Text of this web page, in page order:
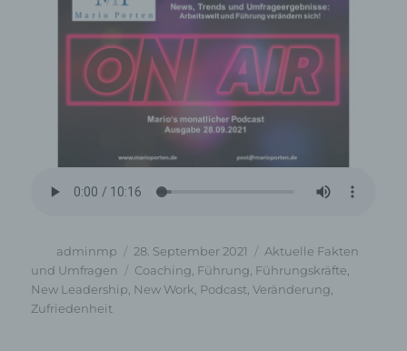
Autor
adminmp
Veröffentlicht
am
28. September 2021 Kategorien
Aktuelle Fakten
und Umfragen
Schlagwörter
Coaching, Führung, Führungskräfte,
New Leadership, New Work, Podcast,Veränderung,
Zufriedenheit